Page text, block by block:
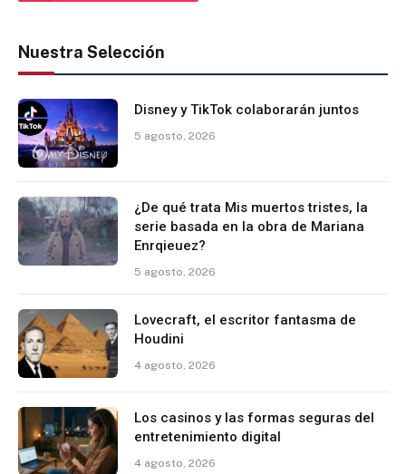
Nuestra Selección
Disney y TikTok colaborarán juntos
5 agosto, 2026
¿De qué trata Mis muertos tristes, la
serie basada en la obra de Mariana
Enrqieuez?
5 agosto, 2026
Lovecraft, el escritor fantasma de
Houdini
4 agosto, 2026
Los casinos y las formas seguras del
entretenimiento digital
4 agosto, 2026